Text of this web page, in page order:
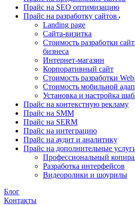
Прайс на SEO оптимизацию
Прайс на разработку сайтов
Landing page
Cайта-визитка
Стоимость разработки
бизнеса
Интернет-магазин
Корпоративный сайт
Стоимость разработки
Стоимость мобильной
Установка и настройка
Прайс на контекстную рекламу
Прайс на SMM
Прайс на SERM
Прайс на интеграцию
Прайс на аудит и аналитику
Прайс на дополнительные
Профессиональный
Разработка интерфейсов
Видеоролики и шоурилы
Блог
Контакты